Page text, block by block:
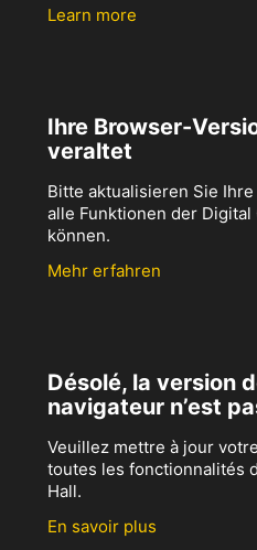
Learn more
Ihre Browser-
veraltet
Bitte aktualisieren Sie
alle Funktionen der
können.
Mehr erfahren
Désolé, la version
navigateur n’est
Veuillez mettre à jour
toutes les fonctionnalités
Hall.
En savoir plus